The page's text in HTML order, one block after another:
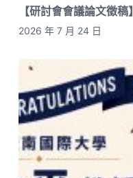
【研討會會議論文徵稿】
2026 年 7 月 24 日